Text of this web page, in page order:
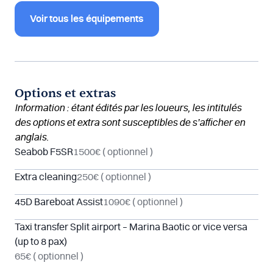
Voir tous les équipements
Options et extras
Information : étant édités par les loueurs, les intitulés
des options et extra sont susceptibles de s’afficher en
anglais.
Seabob F5SR1500€ ( optionnel )
Extra cleaning250€ ( optionnel )
45D Bareboat Assist1090€ ( optionnel )
Taxi transfer Split airport – Marina Baotic or vice versa
(up to 8 pax)
65€ ( optionnel )